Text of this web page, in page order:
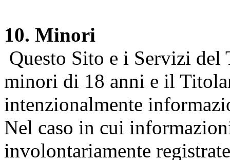
10. Minori
Questo Sito e i Servizi del
minori di 18 anni e il
intenzionalmente
Nel caso in cui
involontariamente